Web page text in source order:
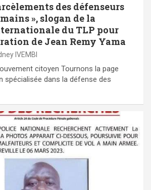
des défenseurs
», slogan de la
du TLP pour
de Jean Remy Yama
IVEMBI
citoyen Tournons la page
spécialisée dans la défense des